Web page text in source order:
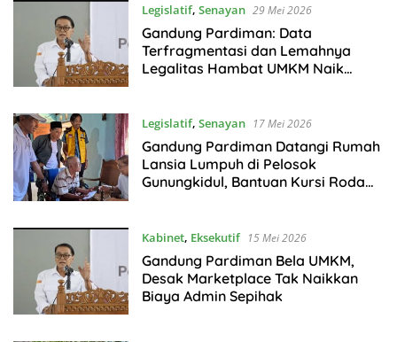
Legislatif, Senayan 29 Mei 2026
Gandung Pardiman: Data
Terfragmentasi dan Lemahnya
Legalitas Hambat UMKM Naik
Legislatif, Senayan 17 Mei 2026
Gandung Pardiman Datangi Rumah
Lansia Lumpuh di Pelosok
Gunungkidul, Bantuan Kursi Roda
Kabinet, Eksekutif 15 Mei 2026
Gandung Pardiman Bela UMKM,
Desak Marketplace Tak Naikkan
Biaya Admin Sepihak